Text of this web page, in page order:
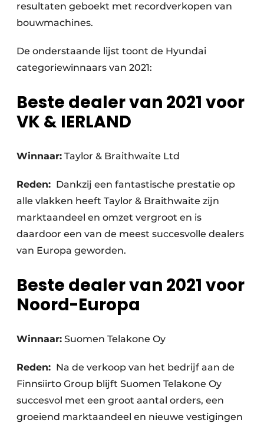
resultaten geboekt met recordverkopen van
bouwmachines.
De onderstaande lijst toont de Hyundai
categoriewinnaars van 2021:
Beste dealer van 2021 voor
VK & IERLAND
Winnaar: Taylor & Braithwaite Ltd
Reden: Dankzij een fantastische prestatie op
alle vlakken heeft Taylor & Braithwaite zijn
marktaandeel en omzet vergroot en is
daardoor een van de meest succesvolle dealers
van Europa geworden.
Beste dealer van 2021 voor
Noord-Europa
Winnaar: Suomen Telakone Oy
Reden: Na de verkoop van het bedrijf aan de
Finnsiirto Group blijft Suomen Telakone Oy
succesvol met een groot aantal orders, een
groeiend marktaandeel en nieuwe vestigingen